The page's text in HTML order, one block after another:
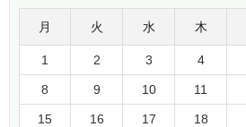
月 火 水 木
1 2 3 4
8 9 10 11
15 16 17 18